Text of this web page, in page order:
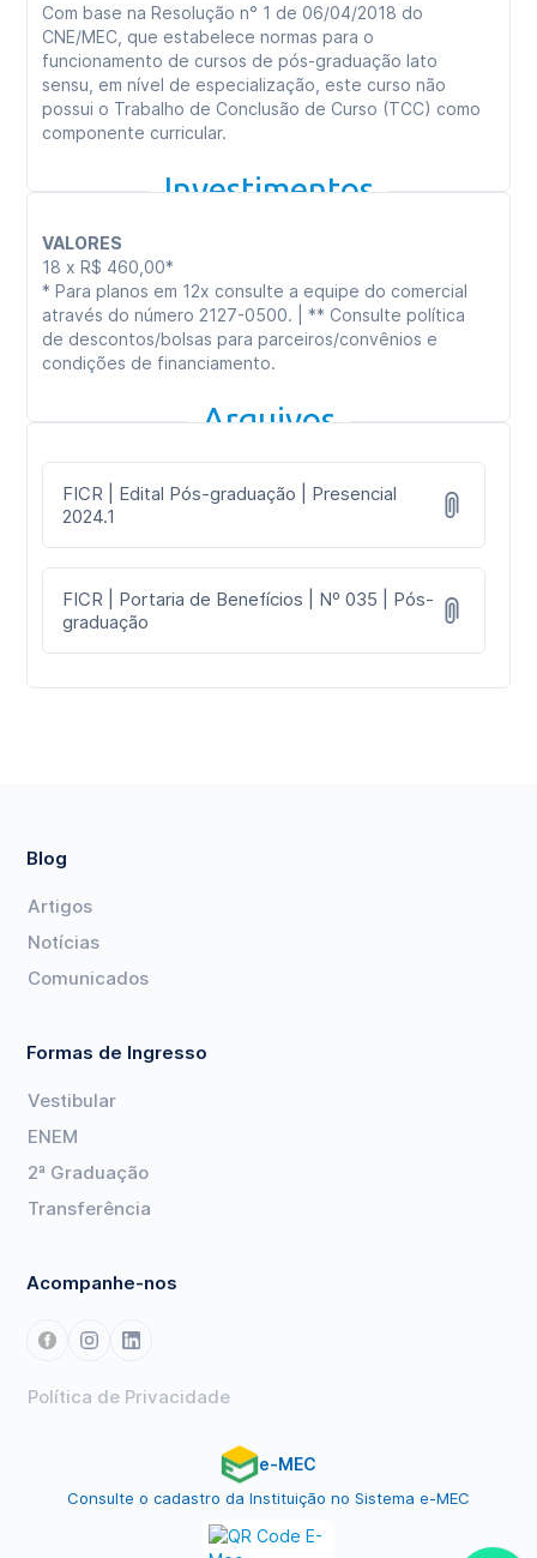
Com base na Resolução n° 1 de 06/04/2018 do
CNE/MEC, que estabelece normas para o
funcionamento de cursos de pós-graduação lato
sensu, em nível de especialização, este curso não
possui o Trabalho de Conclusão de Curso (TCC) como
componente curricular.
Investimentos
VALORES
18 x R$ 460,00*
* Para planos em 12x consulte a equipe do comercial
através do número 2127-0500. | ** Consulte política
de descontos/bolsas para parceiros/convênios e
condições de financiamento.
Arquivos
FICR | Edital Pós-graduação | Presencial
2024.1
FICR | Portaria de Benefícios | Nº 035 | Pós-
graduação
Blog
Artigos
Notícias
Comunicados
Formas de Ingresso
Vestibular
ENEM
2ª Graduação
Transferência
Acompanhe-nos
Política de Privacidade
e-MEC
Consulte o cadastro da Instituição no Sistema e-MEC